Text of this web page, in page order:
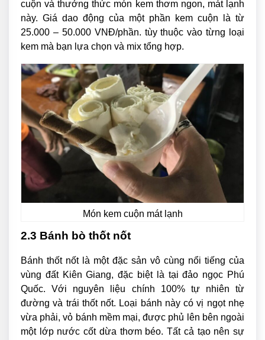
cuộn và thưởng thức món kem thơm ngon, mát lạnh
này. Giá dao động của một phần kem cuộn là từ
25.000 – 50.000 VNĐ/phần. tùy thuộc vào từng loại
kem mà bạn lựa chọn và mix tổng hợp.
Món kem cuộn mát lạnh
2.3 Bánh bò thốt nốt
Bánh thốt nốt là một đặc sản vô cùng nổi tiếng của
vùng đất Kiên Giang, đặc biệt là tại đảo ngọc Phú
Quốc. Với nguyên liệu chính 100% tự nhiên từ
đường và trái thốt nốt. Loại bánh này có vị ngọt nhẹ
vừa phải, vỏ bánh mềm mại, được phủ lên bên ngoài
một lớp nước cốt dừa thơm béo. Tất cả tạo nên sự